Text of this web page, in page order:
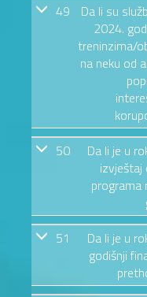
49
Da li su
2024.
treninzima/
na neku od
50
Da li je u
izvještaj
programa
51
Da li je u
godišnji